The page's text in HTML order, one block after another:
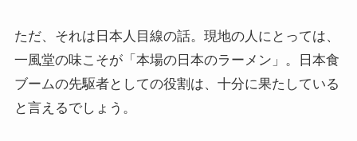
ただ、それは日本人目線の話。現地の人にとっては、
一風堂の味こそが「本場の日本のラーメン」。日本食
ブームの先駆者としての役割は、十分に果たしている
と言えるでしょう。